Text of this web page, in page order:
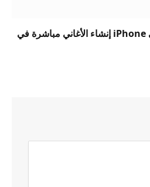
يتيح Suno الآن لمستخدمي iPhone إنشاء الأغاني مباشرة في